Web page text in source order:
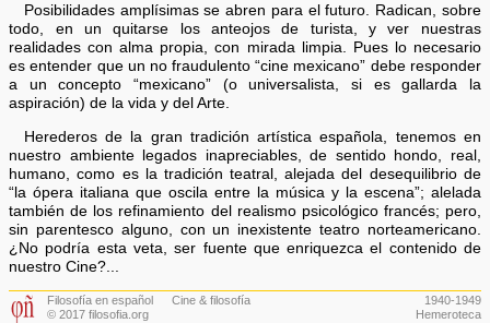
Posibilidades amplísimas se abren para el futuro. Radican, sobre
todo, en un quitarse los anteojos de turista, y ver nuestras
realidades con alma propia, con mirada limpia. Pues lo necesario
es entender que un no fraudulento “cine mexicano” debe responder
a un concepto “mexicano” (o universalista, si es gallarda la
aspiración) de la vida y del Arte.
Herederos de la gran tradición artística española, tenemos en
nuestro ambiente legados inapreciables, de sentido hondo, real,
humano, como es la tradición teatral, alejada del desequilibrio de
“la ópera italiana que oscila entre la música y la escena”; alelada
también de los refinamiento del realismo psicológico francés; pero,
sin parentesco alguno, con un inexistente teatro norteamericano.
¿No podría esta veta, ser fuente que enriquezca el contenido de
nuestro Cine?...
Filosofía en español
© 2017 filosofia.org
Cine & filosofía
1940-1949
Hemeroteca